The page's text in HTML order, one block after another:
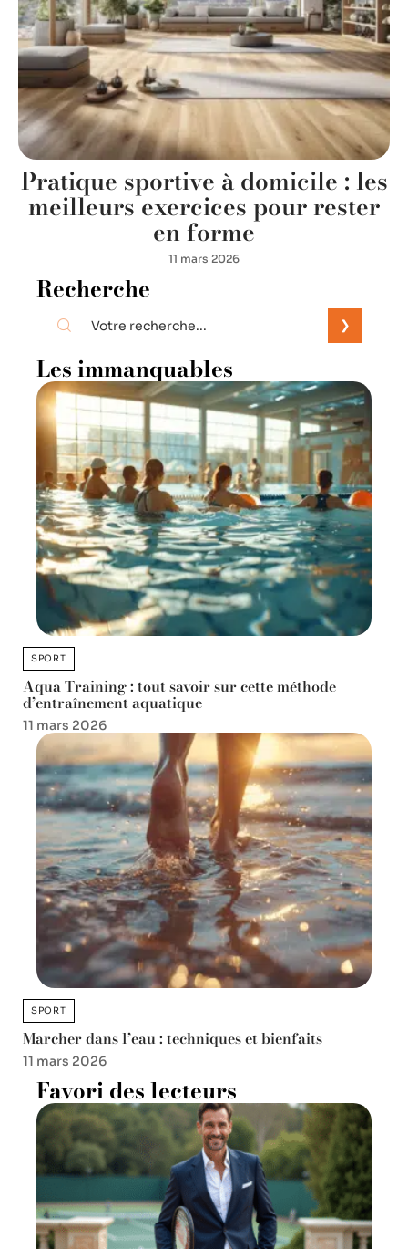
Pratique sportive à domicile : les
meilleurs exercices pour rester
en forme
11 mars 2026
Recherche
Les immanquables
SPORT
Aqua Training : tout savoir sur cette méthode
d’entraînement aquatique
11 mars 2026
SPORT
Marcher dans l’eau : techniques et bienfaits
11 mars 2026
Favori des lecteurs